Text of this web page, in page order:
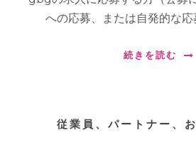
への応募、または自発的な応
続きを読む
従業員、パートナー、